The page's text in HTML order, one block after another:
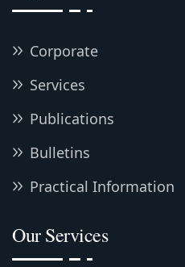
Corporate
Services
Publications
Bulletins
Practical Information
Our Services